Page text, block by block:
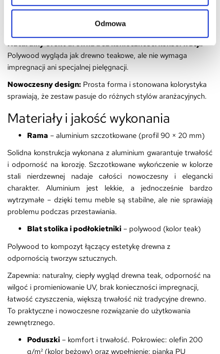
Odmowa
Komfortowe poduszki:
zapewnia wygodę nawet podczas długiego użytkowania.
Naturalny efekt drewna bez konieczności konserwacji:
Polywood wygląda jak drewno teakowe, ale nie wymaga
impregnacji ani specjalnej pielęgnacji.
Nowoczesny design: Prosta forma i stonowana kolorystyka
sprawiają, że zestaw pasuje do różnych stylów aranżacyjnych.
Materiały i jakość wykonania
Rama – aluminium szczotkowane (profil 90 × 20 mm)
Solidna konstrukcja wykonana z aluminium gwarantuje trwałość
i odporność na korozję. Szczotkowane wykończenie w kolorze
stali nierdzewnej nadaje całości nowoczesny i elegancki
charakter. Aluminium jest lekkie, a jednocześnie bardzo
wytrzymałe – dzięki temu meble są stabilne, ale nie sprawiają
problemu podczas przestawiania.
Blat stolika i podłokietniki – polywood (kolor teak)
Polywood to kompozyt łączący estetykę drewna z
odpornością tworzyw sztucznych.
Zapewnia: naturalny, ciepły wygląd drewna teak, odporność na
wilgoć i promieniowanie UV, brak konieczności impregnacji,
łatwość czyszczenia, większą trwałość niż tradycyjne drewno.
To praktyczne i nowoczesne rozwiązanie do użytkowania
zewnętrznego.
Poduszki – komfort i trwałość. Pokrowiec: olefin 200
g/m² (kolor beżowy) oraz wypełnienie: pianka PU